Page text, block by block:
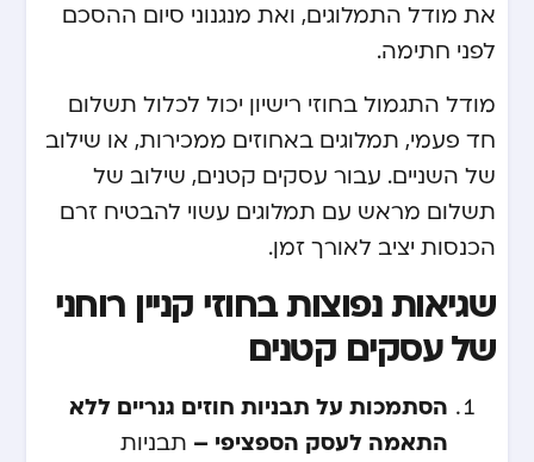
את מודל התמלוגים, ואת מנגנוני סיום ההסכם
לפני חתימה.
מודל התגמול בחוזי רישיון יכול לכלול תשלום
חד פעמי, תמלוגים באחוזים ממכירות, או שילוב
של השניים. עבור עסקים קטנים, שילוב של
תשלום מראש עם תמלוגים עשוי להבטיח זרם
הכנסות יציב לאורך זמן.
שגיאות נפוצות בחוזי קניין רוחני
של עסקים קטנים
הסתמכות על תבניות חוזים גנריים ללא
התאמה לעסק הספציפי – תבניות